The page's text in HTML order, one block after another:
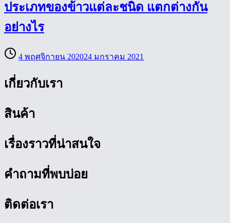
ประเภทของข้าวแต่ละชนิด แตกต่างกัน
อย่างไร
4 พฤศจิกายน 202024 มกราคม 2021
เกี่ยวกับเรา
สินค้า
เรื่องราวที่น่าสนใจ
คำถามที่พบบ่อย
ติดต่อเรา